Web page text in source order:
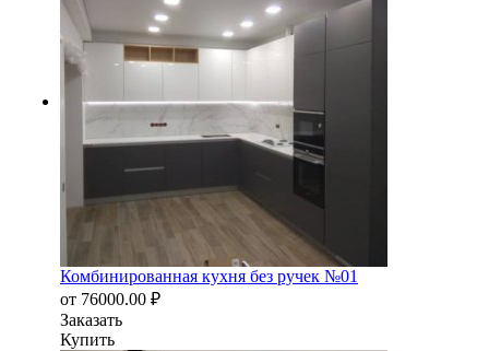
Комбинированная кухня без ручек №01
от 76000.00 ₽
Заказать
Купить